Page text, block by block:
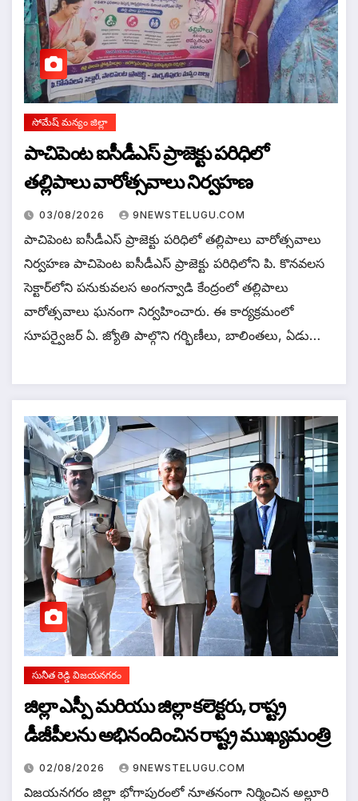
సోమేష్ మన్యం జిల్లా
పాచిపెంట ఐసీడీఎస్ ప్రాజెక్టు పరిధిలో
తల్లిపాలు వారోత్సవాలు నిర్వహణ
03/08/2026 9NEWSTELUGU.COM
పాచిపెంట ఐసీడీఎస్ ప్రాజెక్టు పరిధిలో తల్లిపాలు వారోత్సవాలు
నిర్వహణ పాచిపెంట ఐసీడీఎస్ ప్రాజెక్టు పరిధిలోని పి. కొనవలస
సెక్టార్‌లోని పనుకువలస అంగన్వాడి కేంద్రంలో తల్లిపాలు
వారోత్సవాలు ఘనంగా నిర్వహించారు. ఈ కార్యక్రమంలో
సూపర్వైజర్ ఏ. జ్యోతి పాల్గొని గర్భిణీలు, బాలింతలు, ఏడు…
సునీత రెడ్డి విజయనగరం
జిల్లా ఎస్పీ మరియు జిల్లా కలెక్టరు, రాష్ట్ర
డీజీపీలను అభినందించిన రాష్ట్ర ముఖ్యమంత్రి
02/08/2026 9NEWSTELUGU.COM
విజయనగరం జిల్లా భోగాపురంలో నూతనంగా నిర్మించిన అల్లూరి